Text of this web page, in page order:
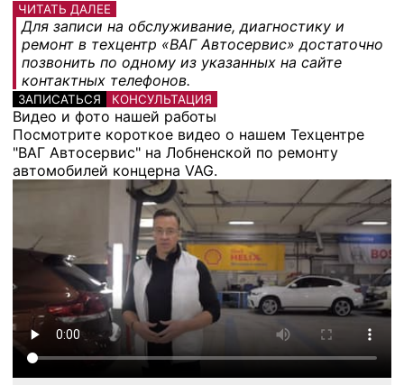
ЧИТАТЬ ДАЛЕЕ
Для записи на обслуживание, диагностику и
ремонт в техцентр «ВАГ Автосервис» достаточно
позвонить по одному из указанных на сайте
контактных телефонов.
ЗАПИСАТЬСЯ КОНСУЛЬТАЦИЯ
Видео и фото нашей работы
Посмотрите короткое видео о нашем Техцентре
"ВАГ Автосервис" на Лобненской по ремонту
автомобилей концерна VAG.